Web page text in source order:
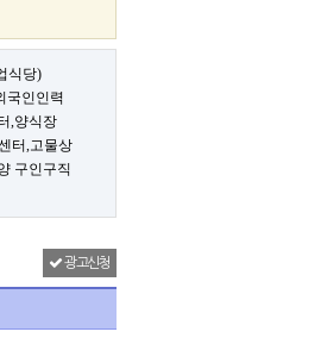
식당)
국인인력
,양식장
터,고물상
구인구직
광고신청